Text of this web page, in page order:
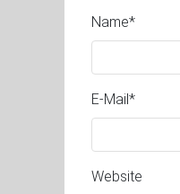
Name*
E-Mail*
Website